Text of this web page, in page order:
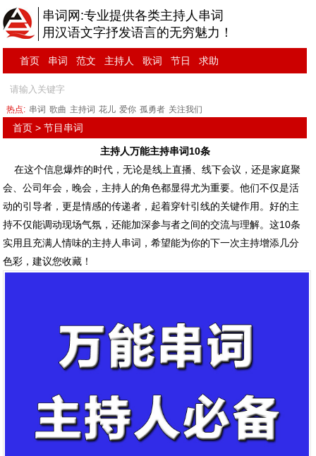
串词网:专业提供各类主持人串词
用汉语文字抒发语言的无穷魅力！
首页 串词 范文 主持人 歌词 节日 求助
热点: 串词 歌曲 主持词 花儿 爱你 孤勇者 关注我们
首页 >节目串词
主持人万能主持串词10条
在这个信息爆炸的时代，无论是线上直播、线下会议，还是家庭聚
会、公司年会，晚会，主持人的角色都显得尤为重要。他们不仅是活
动的引导者，更是情感的传递者，起着穿针引线的关键作用。好的主
持不仅能调动现场气氛，还能加深参与者之间的交流与理解。这10条
实用且充满人情味的主持人串词，希望能为你的下一次主持增添几分
色彩，建议您收藏！